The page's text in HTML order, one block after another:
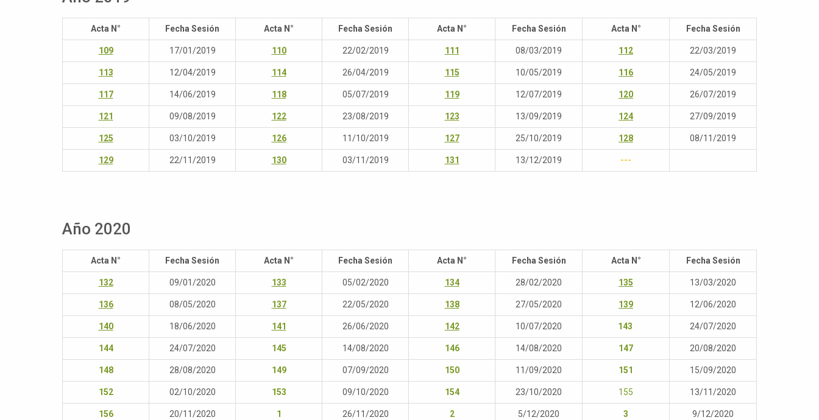
Acta N° Fecha Sesión Acta N° Fecha Sesión Acta N° Fecha Sesión Acta N° Fecha Sesión
109 17/01/2019 110 22/02/2019 111 08/03/2019 112 22/03/2019
113 12/04/2019 114 26/04/2019 115 10/05/2019 116 24/05/2019
117 14/06/2019 118 05/07/2019 119 12/07/2019 120 26/07/2019
121 09/08/2019 122 23/08/2019 123 13/09/2019 124 27/09/2019
125 03/10/2019 126 11/10/2019 127 25/10/2019 128 08/11/2019
129 22/11/2019 130 03/11/2019 131 13/12/2019 ---
Año 2020
Acta N° Fecha Sesión Acta N° Fecha Sesión Acta N° Fecha Sesión Acta N° Fecha Sesión
132 09/01/2020 133 05/02/2020 134 28/02/2020 135 13/03/2020
136 08/05/2020 137 22/05/2020 138 27/05/2020 139 12/06/2020
140 18/06/2020 141 26/06/2020 142 10/07/2020 143 24/07/2020
144 24/07/2020 145 14/08/2020 146 14/08/2020 147 20/08/2020
148 28/08/2020 149 07/09/2020 150 11/09/2020 151 15/09/2020
152 02/10/2020 153 09/10/2020 154 23/10/2020 155 13/11/2020
156 20/11/2020 1 26/11/2020 2 5/12/2020 3 9/12/2020